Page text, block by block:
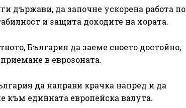
държави, да започне ускорена работа по
и защита доходите на хората.
България да заеме своето достойно,
в еврозоната.
да направи крачка напред и да
към единната европейска валута.